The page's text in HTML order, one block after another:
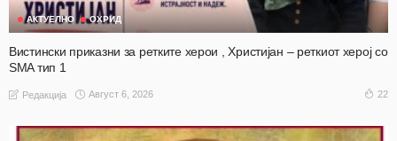
АКТУЕЛНО ОХРИД
Вистински приказни за ретките херои , Христијан – реткиот херој со
SMA тип 1
Редакција Август 6, 2026 22